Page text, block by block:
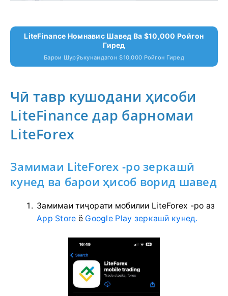
LiteFinance Номнавис Шавед Ва $10,000 Ройгон
Гиред
Барои Шурӯъкунандагон $10,000 Ройгон Гиред
Чӣ тавр кушодани ҳисоби
LiteFinance дар барномаи
LiteForex
Замимаи LiteForex -ро зеркашӣ
кунед ва барои ҳисоб ворид шавед
Замимаи тиҷорати мобилии LiteForex -ро аз
App Store ё Google Play зеркашӣ кунед.